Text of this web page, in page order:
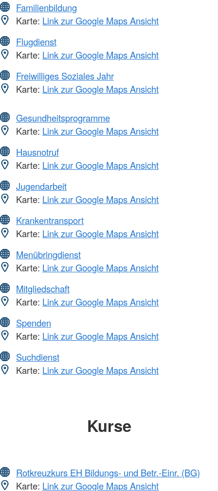
Familienbildung
Karte: Link zur Google Maps Ansicht
Flugdienst
Karte: Link zur Google Maps Ansicht
Freiwilliges Soziales Jahr
Karte: Link zur Google Maps Ansicht
Gesundheitsprogramme
Karte: Link zur Google Maps Ansicht
Hausnotruf
Karte: Link zur Google Maps Ansicht
Jugendarbeit
Karte: Link zur Google Maps Ansicht
Krankentransport
Karte: Link zur Google Maps Ansicht
Menübringdienst
Karte: Link zur Google Maps Ansicht
Mitgliedschaft
Karte: Link zur Google Maps Ansicht
Spenden
Karte: Link zur Google Maps Ansicht
Suchdienst
Karte: Link zur Google Maps Ansicht
Kurse
Rotkreuzkurs EH Bildungs- und Betr.-Einr. (BG)
Karte: Link zur Google Maps Ansicht